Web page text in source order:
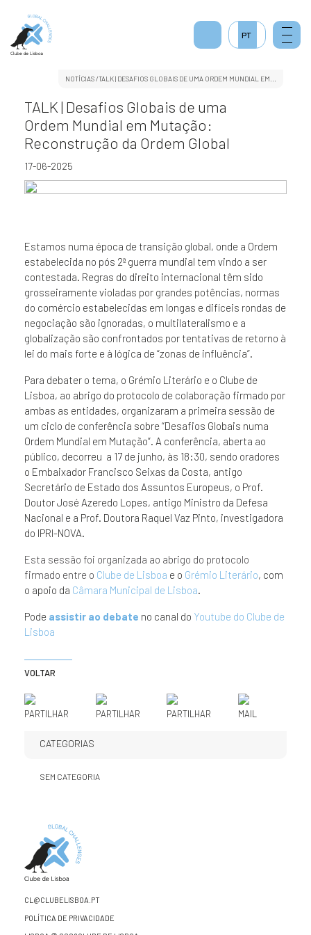
NOTÍCIAS/TALK | DESAFIOS GLOBAIS DE UMA ORDEM MUNDIAL EM...
TALK | Desafios Globais de uma
Ordem Mundial em Mutação:
Reconstrução da Ordem Global
17-06-2025
Estamos numa época de transição global, onde a Ordem
estabelecida no pós 2ª guerra mundial tem vindo a ser
contestada. Regras do direito internacional têm sido
grosseiramente violadas por grandes potências, normas
do comércio estabelecidas em longas e difíceis rondas de
negociação são ignoradas, o multilateralismo e a
globalização são confrontados por tentativas de retorno à
lei do mais forte e à lógica de “zonas de influência”.
Para debater o tema, o Grémio Literário e o Clube de
Lisboa, ao abrigo do protocolo de colaboração firmado por
ambas as entidades, organizaram a primeira sessão de
um ciclo de conferência sobre “Desafios Globais numa
Ordem Mundial em Mutação”. A conferência, aberta ao
público, decorreu a 17 de junho, às 18:30, sendo oradores
o Embaixador Francisco Seixas da Costa, antigo
Secretário de Estado dos Assuntos Europeus, o Prof.
Doutor José Azeredo Lopes, antigo Ministro da Defesa
Nacional e a Prof. Doutora Raquel Vaz Pinto, investigadora
do IPRI-NOVA.
Esta sessão foi organizada ao abrigo do protocolo
firmado entre o Clube de Lisboa e o Grémio Literário, com
o apoio da Câmara Municipal de Lisboa.
Pode assistir ao debate no canal do Youtube do Clube de
Lisboa
VOLTAR
PARTILHAR PARTILHAR PARTILHAR MAIL
CATEGORIAS
SEM CATEGORIA
CL@CLUBELISBOA.PT
POLÍTICA DE PRIVACIDADE
PT